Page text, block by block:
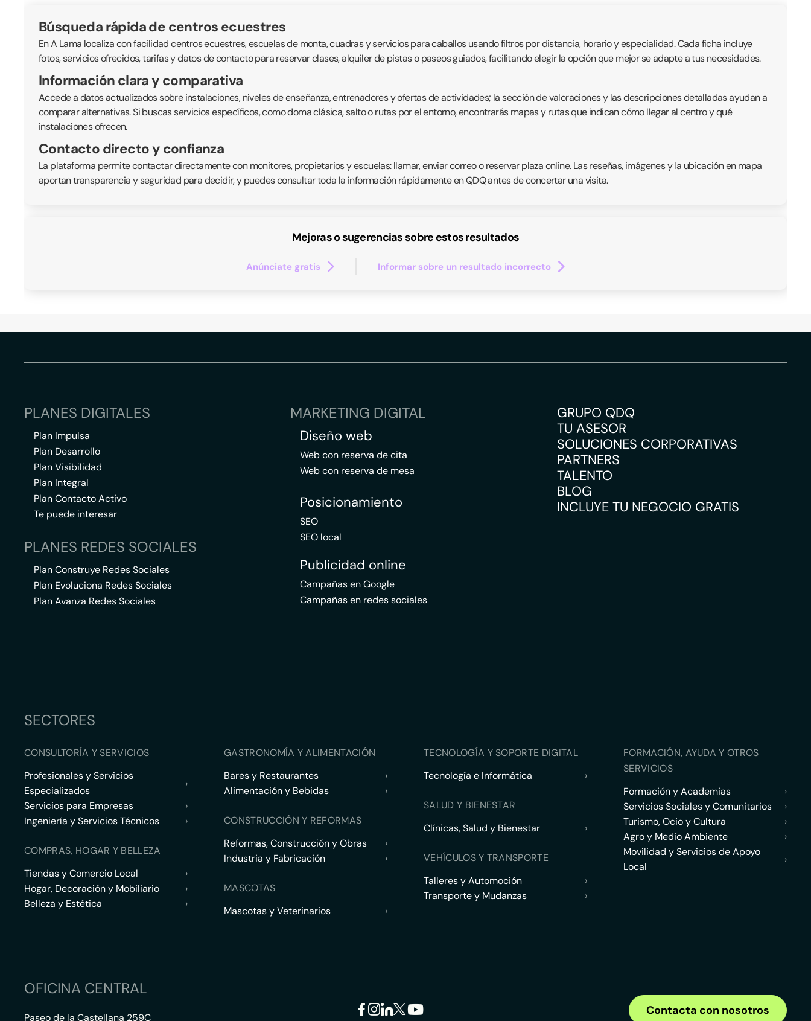
Búsqueda rápida de centros ecuestres
En A Lama localiza con facilidad centros ecuestres, escuelas de monta, cuadras y servicios para caballos usando filtros por distancia, horario y especialidad. Cada ficha incluye
fotos, servicios ofrecidos, tarifas y datos de contacto para reservar clases, alquiler de pistas o paseos guiados, facilitando elegir la opción que mejor se adapte a tus necesidades.
Información clara y comparativa
Accede a datos actualizados sobre instalaciones, niveles de enseñanza, entrenadores y ofertas de actividades; la sección de valoraciones y las descripciones detalladas ayudan a
comparar alternativas. Si buscas servicios específicos, como doma clásica, salto o rutas por el entorno, encontrarás mapas y rutas que indican cómo llegar al centro y qué
instalaciones ofrecen.
Contacto directo y confianza
La plataforma permite contactar directamente con monitores, propietarios y escuelas: llamar, enviar correo o reservar plaza online. Las reseñas, imágenes y la ubicación en mapa
aportan transparencia y seguridad para decidir, y puedes consultar toda la información rápidamente en QDQ antes de concertar una visita.
Mejoras o sugerencias sobre estos resultados
Anúnciate gratis Informar sobre un resultado incorrecto
PLANES DIGITALES
Plan Impulsa
Plan Desarrollo
Plan Visibilidad
Plan Integral
Plan Contacto Activo
Te puede interesar
PLANES REDES SOCIALES
Plan Construye Redes Sociales
Plan Evoluciona Redes Sociales
Plan Avanza Redes Sociales
MARKETING DIGITAL
Diseño web
Web con reserva de cita
Web con reserva de mesa
Posicionamiento
SEO
SEO local
Publicidad online
Campañas en Google
Campañas en redes sociales
GRUPO QDQ
TU ASESOR
SOLUCIONES CORPORATIVAS
PARTNERS
TALENTO
BLOG
INCLUYE TU NEGOCIO GRATIS
SECTORES
CONSULTORÍA Y SERVICIOS
Profesionales y Servicios
Especializados
›
Servicios para Empresas
›
Ingeniería y Servicios Técnicos
›
COMPRAS, HOGAR Y BELLEZA
Tiendas y Comercio Local
›
Hogar, Decoración y Mobiliario
›
Belleza y Estética
›
GASTRONOMÍA Y ALIMENTACIÓN
Bares y Restaurantes
›
Alimentación y Bebidas
›
CONSTRUCCIÓN Y REFORMAS
Reformas, Construcción y Obras
›
Industria y Fabricación
›
MASCOTAS
Mascotas y Veterinarios
›
TECNOLOGÍA Y SOPORTE DIGITAL
Tecnología e Informática
›
SALUD Y BIENESTAR
Clínicas, Salud y Bienestar
›
VEHÍCULOS Y TRANSPORTE
Talleres y Automoción
›
Transporte y Mudanzas
›
FORMACIÓN, AYUDA Y OTROS
SERVICIOS
Formación y Academias
›
Servicios Sociales y Comunitarios
›
Turismo, Ocio y Cultura
›
Agro y Medio Ambiente
›
Movilidad y Servicios de Apoyo
Local
›
OFICINA CENTRAL
Paseo de la Castellana 259C
Contacta con nosotros